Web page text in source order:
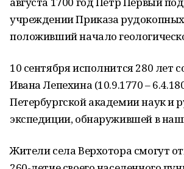
учреждении Приказа
положивший начало
10 сентября исполнится 280 лет
Ивана Лепехина (10.9.1770 –
Петербургской академии наук и
экспедиции, обнаружившей в
Жители села Верхотора смогут